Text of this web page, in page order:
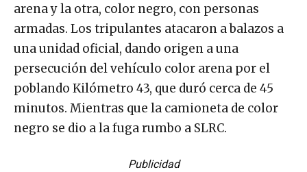
arena y la otra, color negro, con personas
armadas. Los tripulantes atacaron a balazos a
una unidad oficial, dando origen a una
persecución del vehículo color arena por el
poblando Kilómetro 43, que duró cerca de 45
minutos. Mientras que la camioneta de color
negro se dio a la fuga rumbo a SLRC.
Publicidad